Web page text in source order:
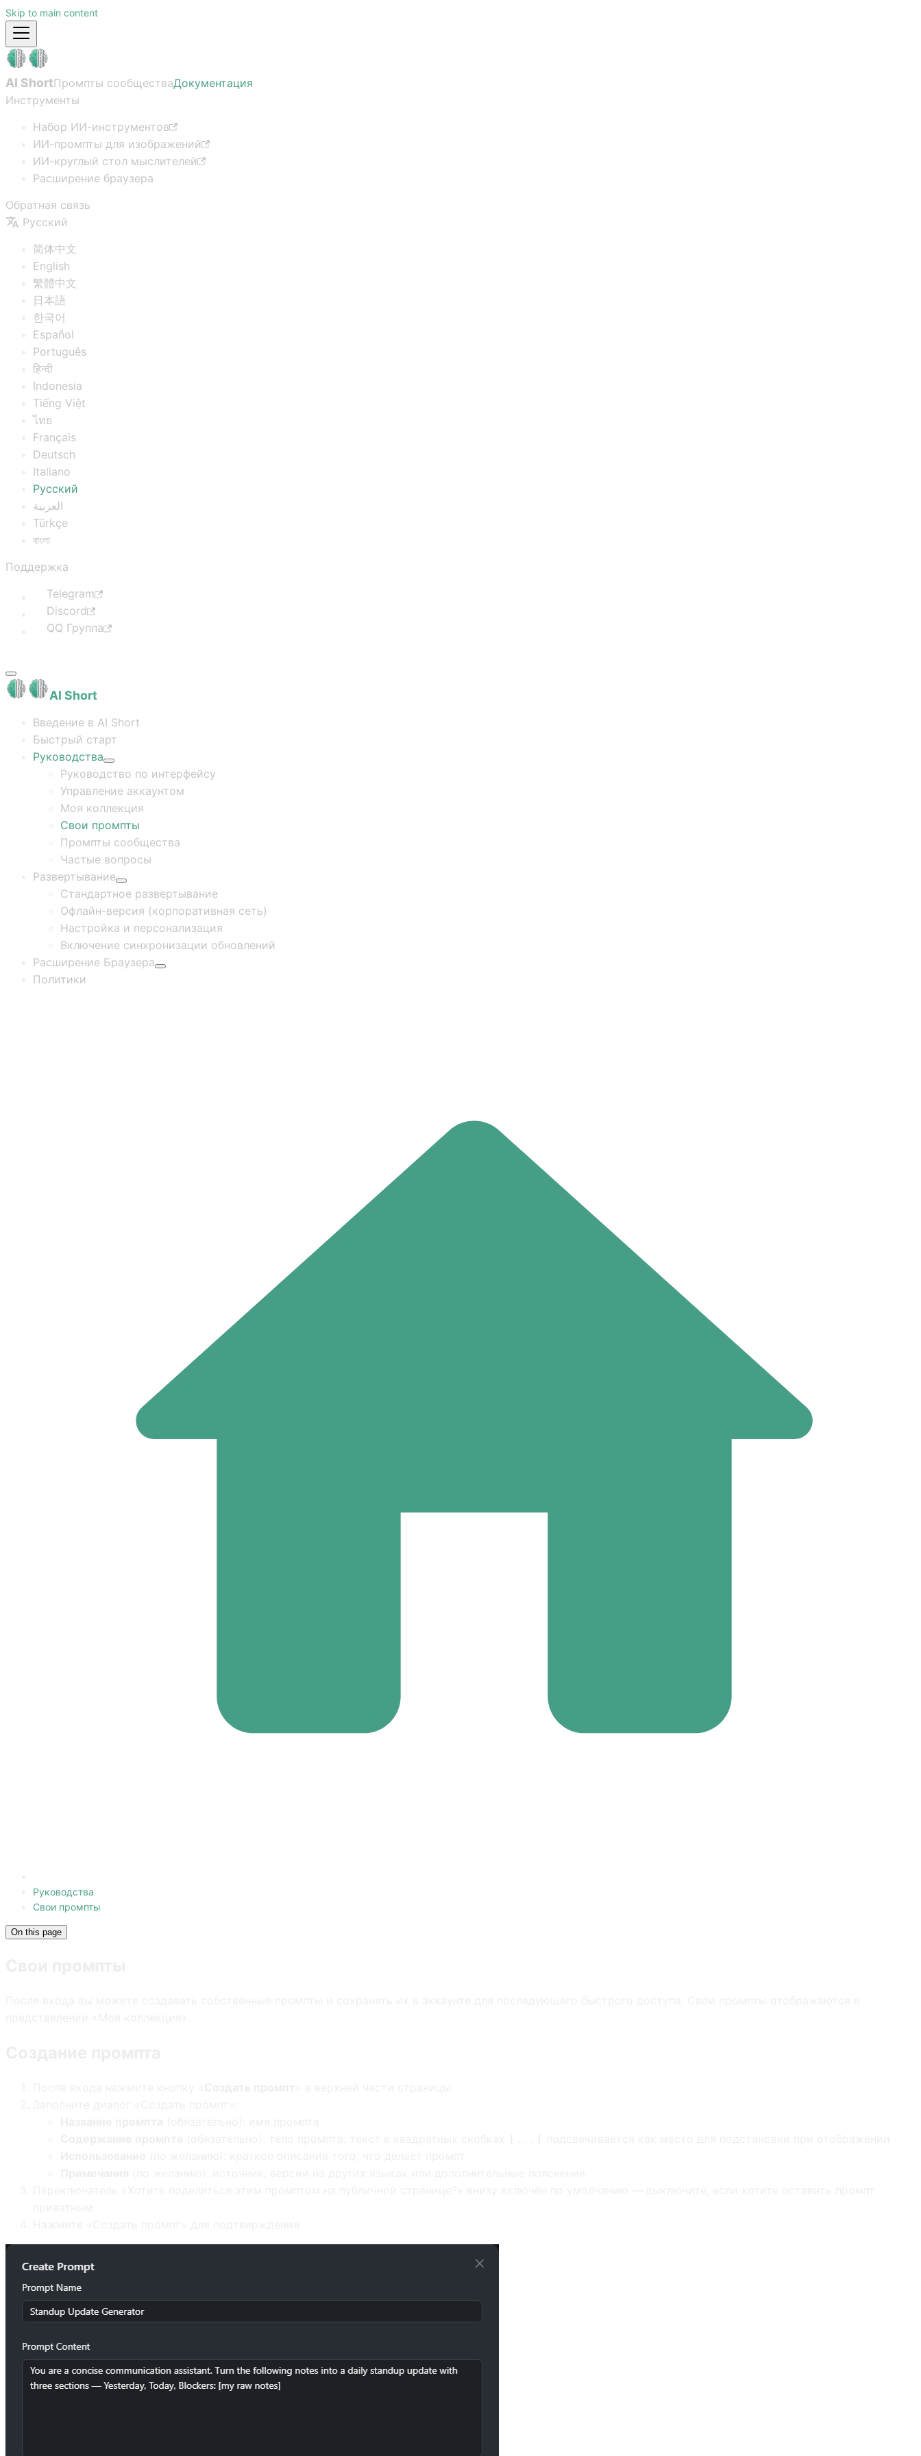
Skip to main content
AI ShortПромпты сообществаДокументация
Инструменты
Набор ИИ-инструментов
ИИ-промпты для изображений
ИИ-круглый стол мыслителей
Расширение браузера
Обратная связь
Русский
简体中文
English
繁體中文
日本語
한국어
Español
Português
हिन्दी
Indonesia
Tiếng Việt
ไทย
Français
Deutsch
Italiano
Русский
العربية
Türkçe
বাংলা
Поддержка
Telegram
Discord
QQ Группа
AI Short
Введение в AI Short
Быстрый старт
Руководства
Руководство по интерфейсу
Управление аккаунтом
Моя коллекция
Свои промпты
Промпты сообщества
Частые вопросы
Развертывание
Стандартное развертывание
Офлайн-версия (корпоративная сеть)
Настройка и персонализация
Включение синхронизации обновлений
Расширение Браузера
Политики
Руководства
Свои промпты
On this page